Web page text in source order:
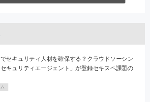
セキュリティ人材を確保する？クラウドソーシン
キュリティエージェント」が登録セキスペ課題の